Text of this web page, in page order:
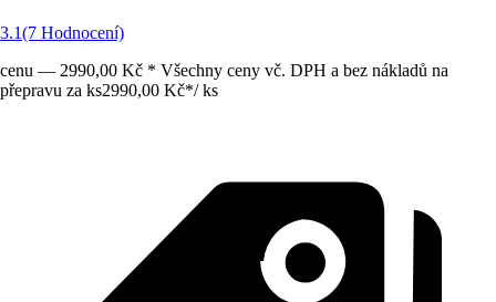
3.1(7 Hodnocení)
cenu — 2990,00 Kč * Všechny ceny vč. DPH a bez nákladů na
přepravu za ks2990,00 Kč*/ ks